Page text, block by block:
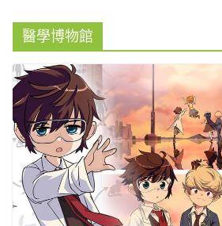
醫學博物館